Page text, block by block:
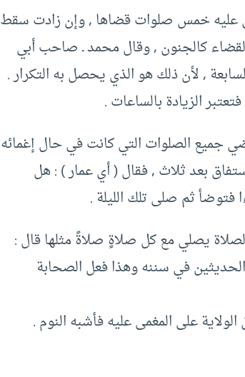
عليه خمس صلوات قضاها , وإن زادت سقط
كالجنون , وقال محمد ـ صاحب أبي
, لأن ذلك هو الذي يحصل به التكرار .
الزيادة بالساعات .
جميع الصلوات التي كانت في حال إغمائه
بعد ثلاث , فقال ( أي عمار ) : هل
ثم صلى تلك الليلة .
يصلي مع كل صلاةٍ صلاةً مثلها قال :
في سننه وهذا فعل الصحابة
على المغمى عليه فأشبه النوم .